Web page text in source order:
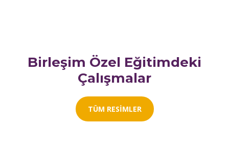
Birleşim Özel Eğitimdeki
Çalışmalar
TÜM RESIMLER